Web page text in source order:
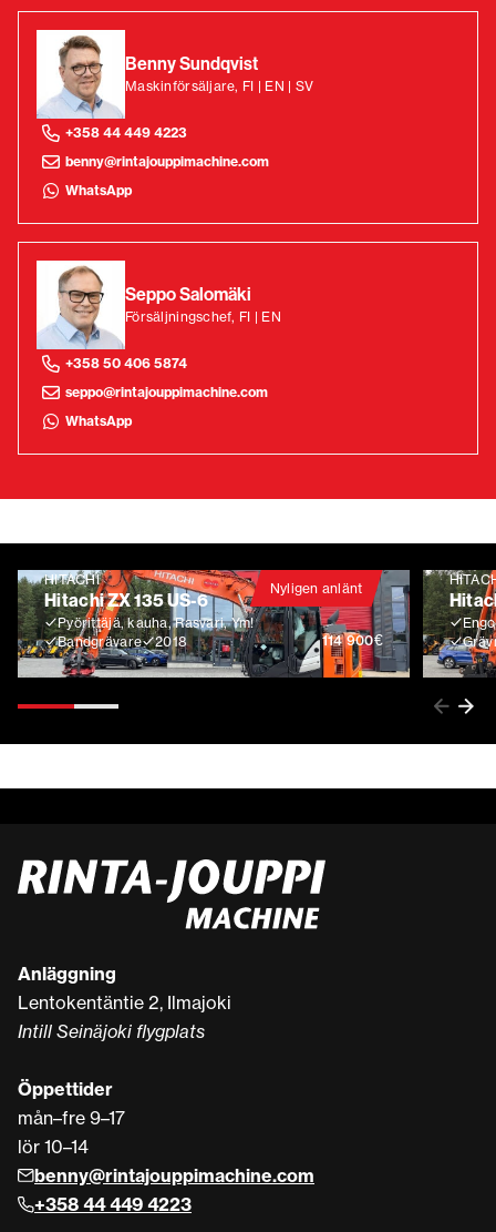
Benny Sundqvist
Maskinförsäljare, FI | EN | SV
+358 44 449 4223
benny@rintajouppimachine.com
WhatsApp
Seppo Salomäki
Försäljningschef, FI | EN
+358 50 406 5874
seppo@rintajouppimachine.com
WhatsApp
Nyligen anlänt
HITACHI
Hitachi ZX 135 US-6
Pyörittäjä, kauha, Rasvari, Ym!
Bandgrävare
2018 114 900€
Anläggning
Lentokentäntie 2, Ilmajoki
Intill Seinäjoki flygplats
Öppettider
mån–fre 9–17
lör 10–14
benny@rintajouppimachine.com
+358 44 449 4223